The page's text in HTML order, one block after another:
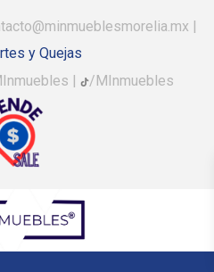
|
y Quejas
| /MInmuebles